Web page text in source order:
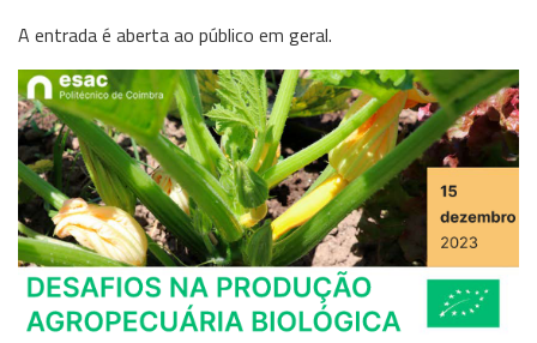
A entrada é aberta ao público em geral.